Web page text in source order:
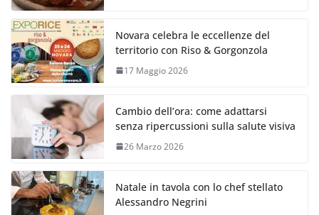
Novara celebra le eccellenze del
territorio con Riso & Gorgonzola
17 Maggio 2026
Cambio dell’ora: come adattarsi
senza ripercussioni sulla salute visiva
26 Marzo 2026
Natale in tavola con lo chef stellato
Alessandro Negrini